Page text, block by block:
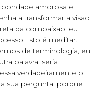
amorosa e
a transformar a visão
da compaixão, eu
Isto é meditar.
de terminologia, eu
palavra, seria
verdadeiramente o
sua pergunta, porque